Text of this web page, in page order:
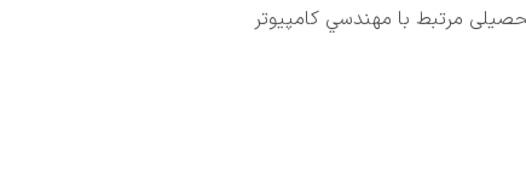
مرتبط با مهندسي كامپيوتر